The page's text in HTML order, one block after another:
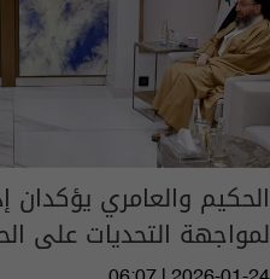
الحكيم والعامري يؤكدان
لمواجهة التحديات على